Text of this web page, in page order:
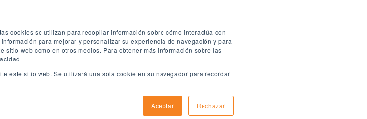
cookies se utilizan para recopilar información sobre cómo interactúa con
para mejorar y personalizar su experiencia de navegación y para
sitio web como en otros medios. Para obtener más información sobre las
este sitio web. Se utilizará una sola cookie en su navegador para recordar
Aceptar Rechazar